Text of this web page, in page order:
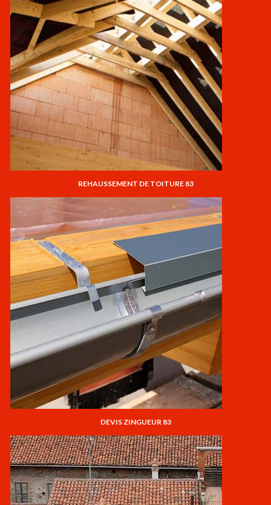
REHAUSSEMENT DE TOITURE 83
DEVIS ZINGUEUR 83